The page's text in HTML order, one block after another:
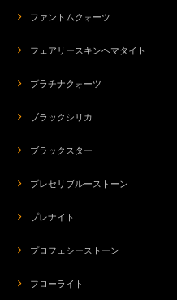
ファントムクォーツ
フェアリースキンヘマタイト
プラチナクォーツ
ブラックシリカ
ブラックスター
プレセリブルーストーン
プレナイト
プロフェシーストーン
フローライト